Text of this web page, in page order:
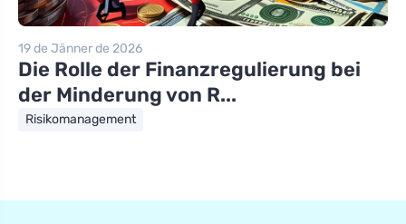
19 de Jänner de 2026
Die Rolle der Finanzregulierung bei
der Minderung von R...
Risikomanagement